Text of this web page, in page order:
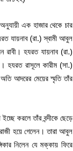
অনুযায়ী এক হাজার থেকে চার
যায়নাব (রা.) স্বামী আবুল
হযরত যায়নাব (রা.)
হযরত রাসূলে কারীম (সা.)
আদরের মেয়ের স্মৃতি তাঁর
করলে তাঁর বন্দীকে ছেড়ে
হয়ে গেলেন। তারা আবুল
নিলেন যে মক্কায় ফিরে